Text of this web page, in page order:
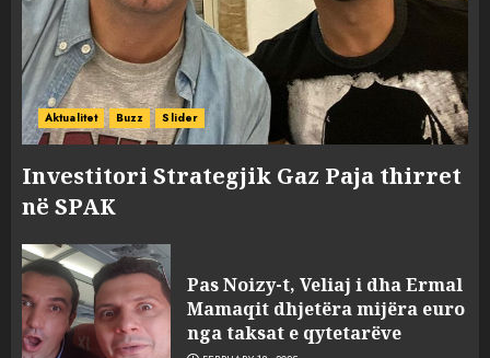
Aktualitet Buzz Slider
Investitori Strategjik Gaz Paja thirret
në SPAK
Pas Noizy-t, Veliaj i dha Ermal
Mamaqit dhjetëra mijëra euro
nga taksat e qytetarëve
sulmuan “One Albania”,
ngjarja u fsheh. A u vodhën
serverat?